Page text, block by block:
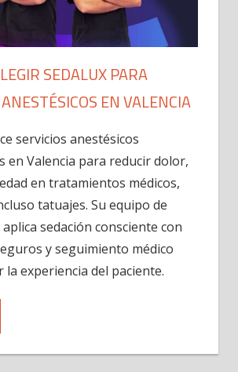
SEDALUX PARA
EN VALENCIA
servicios anestésicos
en Valencia para reducir dolor,
en tratamientos médicos,
tatuajes. Su equipo de
sedación consciente con
y seguimiento médico
la experiencia del paciente.